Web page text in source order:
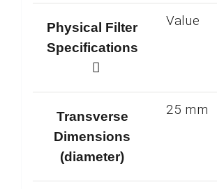
Physical Filter
Specifications
Value
Transverse
Dimensions
(diameter)
25 mm